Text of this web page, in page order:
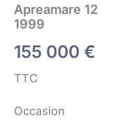
Apreamare 12
1999
155 000 €
TTC
Occasion